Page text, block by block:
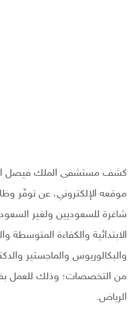
كشف مستشفى الملك فيصل
موقعه الإلكتروني، عن توفّر
شاغرة للسعوديين ولغير
الابتدائية والكفاءة المتوسطة
والبكالوريوس والماجستير
من التخصصات؛ وذلك للعمل
الرياض.